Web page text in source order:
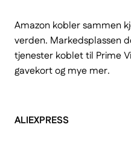
Amazon kobler sammen
verden. Markedsplassen
tjenester koblet til Prime
gavekort og mye mer.
ALIEXPRESS